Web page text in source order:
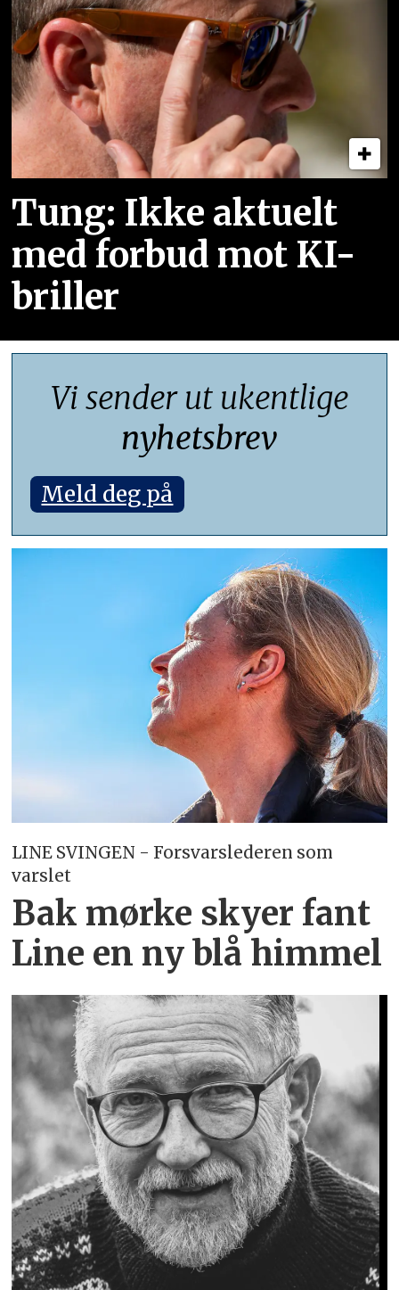
Tung: Ikke aktuelt
med forbud mot KI-
briller
Vi sender ut ukentlige
nyhetsbrev
Meld deg på
LINE SVINGEN - Forsvarslederen som
varslet
Bak mørke skyer fant
Line en ny blå himmel